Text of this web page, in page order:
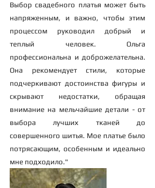
Выбор свадебного платья может быть
напряженным, и важно, чтобы этим
процессом руководил добрый и
теплый человек. Ольга
профессиональна и доброжелательна.
Она рекомендует стили, которые
подчеркивают достоинства фигуры и
скрывают недостатки, обращая
внимание на мельчайшие детали - от
выбора лучших тканей до
совершенного шитья. Мое платье было
потрясающим, особенным и идеально
мне подходило."